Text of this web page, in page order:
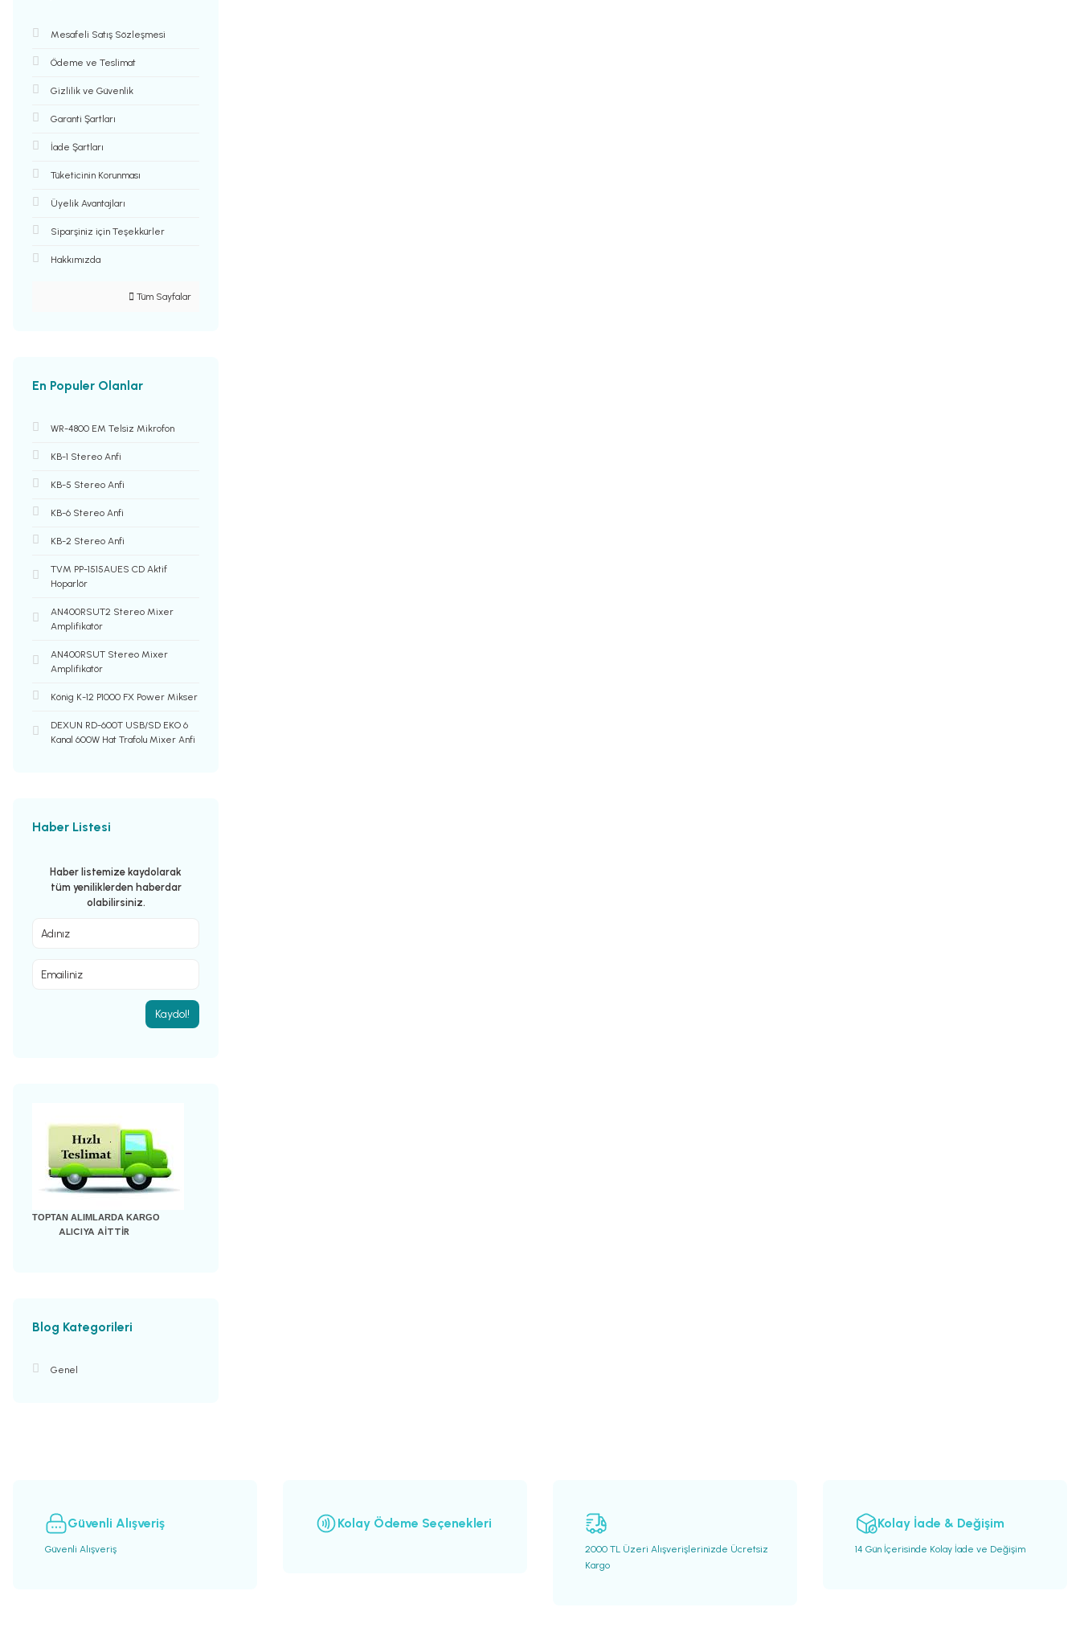
Mesafeli Satış Sözleşmesi
Ödeme ve Teslimat
Gizlilik ve Güvenlik
Garanti Şartları
İade Şartları
Tüketicinin Korunması
Üyelik Avantajları
Siparşiniz için Teşekkürler
Hakkımızda
Tüm Sayfalar
En Populer Olanlar
WR-4800 EM Telsiz Mikrofon
KB-1 Stereo Anfi
KB-5 Stereo Anfi
KB-6 Stereo Anfi
KB-2 Stereo Anfi
TVM PP-1515AUES CD Aktif
Hoparlör
AN400RSUT2 Stereo Mixer
Amplifikatör
AN400RSUT Stereo Mixer
Amplifikatör
König K-12 P1000 FX Power Mikser
DEXUN RD-600T USB/SD EKO 6
Kanal 600W Hat Trafolu Mixer Anfi
Haber Listesi
Haber listemize kaydolarak
tüm yeniliklerden haberdar
olabilirsiniz.
Kaydol!
TOPTAN ALIMLARDA KARGO
ALICIYA AİTTİR
Blog Kategorileri
Genel
Güvenli Alışveriş
Güvenli Alışveriş
Kolay Ödeme Seçenekleri
2000 TL Üzeri Alışverişlerinizde Ücretsiz
Kargo
Kolay İade & Değişim
14 Gün İçerisinde Kolay İade ve Değişim